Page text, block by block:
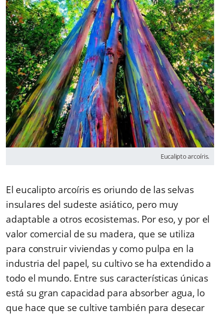
Eucalipto arcoíris.
El eucalipto arcoíris es oriundo de las selvas
insulares del sudeste asiático, pero muy
adaptable a otros ecosistemas. Por eso, y por el
valor comercial de su madera, que se utiliza
para construir viviendas y como pulpa en la
industria del papel, su cultivo se ha extendido a
todo el mundo. Entre sus características únicas
está su gran capacidad para absorber agua, lo
que hace que se cultivetambién para desecar